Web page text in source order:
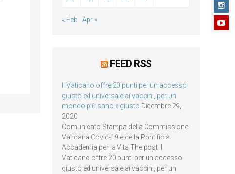
« Feb Apr »
FEED RSS
Il Vaticano offre 20 punti per un accesso
giusto ed universale ai vaccini, per un
mondo più sano e giusto Dicembre 29,
2020
Comunicato Stampa della Commissione
Vaticana Covid-19 e della Pontificia
Accademia per la Vita The post Il
Vaticano offre 20 punti per un accesso
giusto ed universale ai vaccini, per un